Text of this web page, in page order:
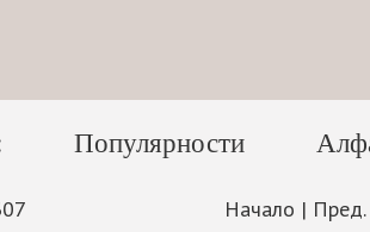
Популярности
Начало | Пред.